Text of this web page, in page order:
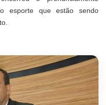
esporte que estão sendo